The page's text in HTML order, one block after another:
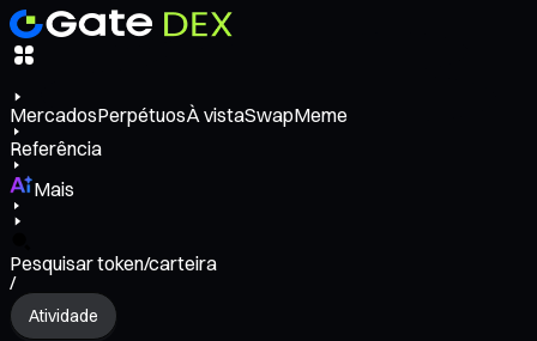
MercadosPerpétuosÀ vistaSwapMeme
Referência
Mais
Pesquisar token/carteira
/
Atividade